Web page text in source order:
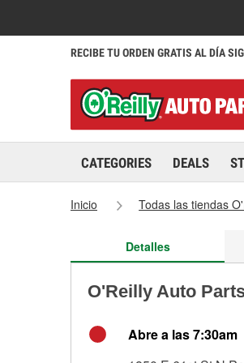
RECIBE TU ORDEN GRATIS AL DÍA
CATEGORIES DEALS
Inicio Todas las tiendas
Detalles
O'Reilly Auto
Abre a las 7:30am